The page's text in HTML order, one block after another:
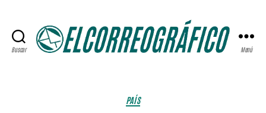
Buscar Menú
Categorías
PAÍS